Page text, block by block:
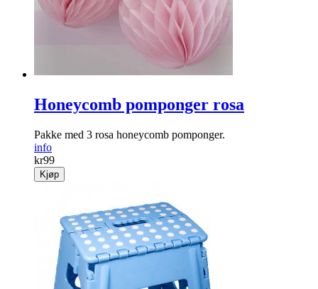
Honeycomb pomponger rosa
Pakke med 3 rosa honeycomb pomponger.
info
kr99
Kjøp